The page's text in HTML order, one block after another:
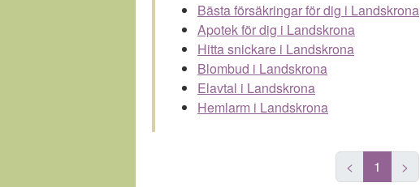
Bästa försäkringar för dig i Landskrona
Apotek för dig i Landskrona
Hitta snickare i Landskrona
Blombud i Landskrona
Elavtal i Landskrona
Hemlarm i Landskrona
< 1 >